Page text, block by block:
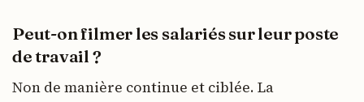
Peut-on filmer les salariés sur leur poste
de travail ?
Non de manière continue et ciblée. La